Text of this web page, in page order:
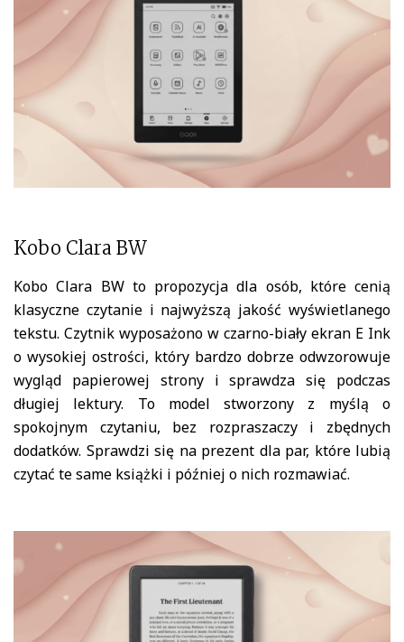
Kobo Clara BW
Kobo Clara BWto propozycja dla osób, które cenią
klasyczne czytanie i najwyższą jakość wyświetlanego
tekstu. Czytnik wyposażono w czarno-biały ekran E Ink
o wysokiej ostrości, który bardzo dobrze odwzorowuje
wygląd papierowej strony i sprawdza się podczas
długiej lektury. To model stworzony z myślą o
spokojnym czytaniu, bez rozpraszaczy i zbędnych
dodatków. Sprawdzi się na prezent dla par, które lubią
czytać te same książki i później o nich rozmawiać.